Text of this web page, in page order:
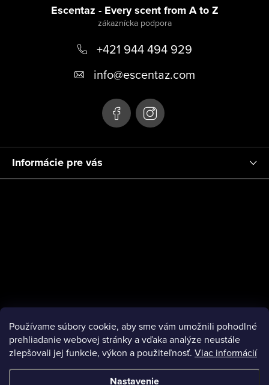
Používame súbory cookie, aby sme vám umožnili pohodlné
prehliadanie webovej stránky a vďaka analýze neustále
zlepšovali jej funkcie, výkon a použiteľnosť. Viac informácií
Nastavenie
Escentaz - Every scent from A to Z
+421 944 494 929
info@escentaz.com
Informácie pre vás